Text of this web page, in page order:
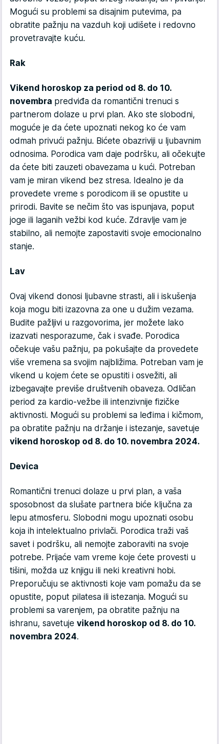
Mogući su problemi sa disajnim putevima, pa
obratite pažnju na vazduh koji udišete i redovno
provetravajte kuću.
Rak
Vikend horoskop za period od 8. do 10.
novembra predviđa da romantični trenuci s
partnerom dolaze u prvi plan. Ako ste slobodni,
moguće je da ćete upoznati nekog ko će vam
odmah privući pažnju. Bićete obazriviji u ljubavnim
odnosima. Porodica vam daje podršku, ali očekujte
da ćete biti zauzeti obavezama u kući. Potreban
vam je miran vikend bez stresa. Idealno je da
provedete vreme s porodicom ili se opustite u
prirodi. Bavite se nečim što vas ispunjava, poput
joge ili laganih vežbi kod kuće. Zdravlje vam je
stabilno, ali nemojte zapostaviti svoje emocionalno
stanje.
Lav
Ovaj vikend donosi ljubavne strasti, ali i iskušenja
koja mogu biti izazovna za one u dužim vezama.
Budite pažljivi u razgovorima, jer možete lako
izazvati nesporazume, čak i svađe. Porodica
očekuje vašu pažnju, pa pokušajte da provedete
više vremena sa svojim najbližima. Potreban vam je
vikend u kojem ćete se opustiti i osvežiti, ali
izbegavajte previše društvenih obaveza. Odličan
period za kardio-vežbe ili intenzivnije fizičke
aktivnosti. Mogući su problemi sa leđima i kičmom,
pa obratite pažnju na držanje i istezanje, savetuje
vikend horoskop od 8. do 10. novembra 2024.
Devica
Romantični trenuci dolaze u prvi plan, a vaša
sposobnost da slušate partnera biće ključna za
lepu atmosferu. Slobodni mogu upoznati osobu
koja ih intelektualno privlači. Porodica traži vaš
savet i podršku, ali nemojte zaboraviti na svoje
potrebe. Prijaće vam vreme koje ćete provesti u
tišini, možda uz knjigu ili neki kreativni hobi.
Preporučuju se aktivnosti koje vam pomažu da se
opustite, poput pilatesa ili istezanja. Mogući su
problemi sa varenjem, pa obratite pažnju na
ishranu, savetuje vikend horoskop od 8. do 10.
novembra 2024.